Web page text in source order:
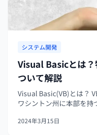
システム開発
Visual Basicとは
ついて解説
Visual Basic(VB)とは？
ワシントン州に本部を
とにWindowsアプリケー
2024年3月15日